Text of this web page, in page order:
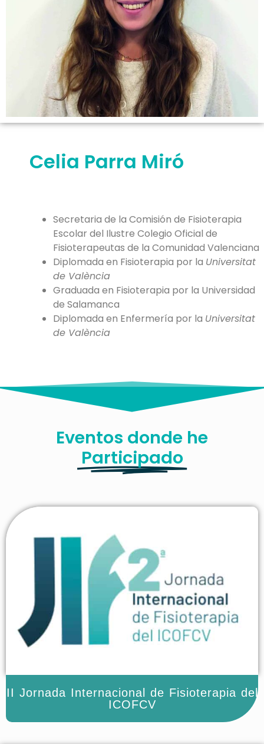
Celia Parra Miró
Secretaria de la Comisión de Fisioterapia
Escolar del Ilustre Colegio Oficial de
Fisioterapeutas de la Comunidad Valenciana
Diplomada en Fisioterapia por la Universitat
de València
Graduada en Fisioterapia por la Universidad
de Salamanca
Diplomada en Enfermería por la Universitat
de València
Eventos donde he
Participado
II Jornada Internacional de Fisioterapia del
ICOFCV